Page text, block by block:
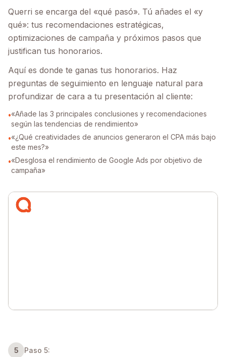
Querri se encarga del «qué pasó». Tú añades el «y
qué»: tus recomendaciones estratégicas,
optimizaciones de campaña y próximos pasos que
justifican tus honorarios.
Aquí es donde te ganas tus honorarios. Haz
preguntas de seguimiento en lenguaje natural para
profundizar de cara a tu presentación al cliente:
•«Añade las 3 principales conclusiones y recomendaciones
según las tendencias de rendimiento»
•«¿Qué creatividades de anuncios generaron el CPA más bajo
este mes?»
•«Desglosa el rendimiento de Google Ads por objetivo de
campaña»
5 Paso 5: